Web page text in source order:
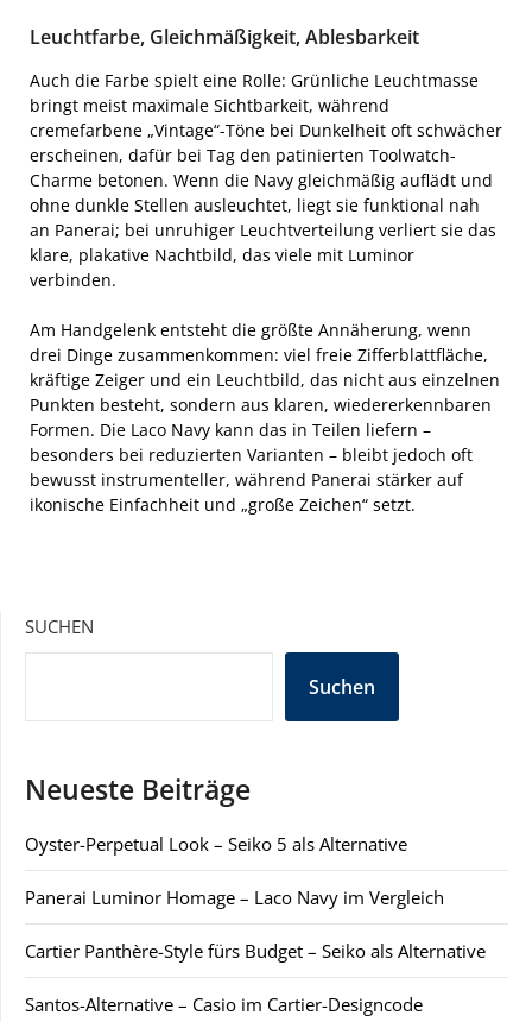
Leuchtfarbe, Gleichmäßigkeit, Ablesbarkeit
Auch die Farbe spielt eine Rolle: Grünliche Leuchtmasse
bringt meist maximale Sichtbarkeit, während
cremefarbene „Vintage“-Töne bei Dunkelheit oft schwächer
erscheinen, dafür bei Tag den patinierten Toolwatch-
Charme betonen. Wenn die Navy gleichmäßig auflädt und
ohne dunkle Stellen ausleuchtet, liegt sie funktional nah
an Panerai; bei unruhiger Leuchtverteilung verliert sie das
klare, plakative Nachtbild, das viele mit Luminor
verbinden.
Am Handgelenk entsteht die größte Annäherung, wenn
drei Dinge zusammenkommen: viel freie Zifferblattfläche,
kräftige Zeiger und ein Leuchtbild, das nicht aus einzelnen
Punkten besteht, sondern aus klaren, wiedererkennbaren
Formen. Die Laco Navy kann das in Teilen liefern –
besonders bei reduzierten Varianten – bleibt jedoch oft
bewusst instrumenteller, während Panerai stärker auf
ikonische Einfachheit und „große Zeichen“ setzt.
SUCHEN
Suchen
Neueste Beiträge
Oyster-Perpetual Look – Seiko 5 als Alternative
Panerai Luminor Homage – Laco Navy im Vergleich
Cartier Panthère-Style fürs Budget – Seiko als Alternative
Santos-Alternative – Casio im Cartier-Designcode